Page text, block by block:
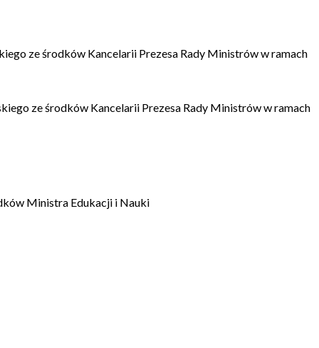
ze środków Kancelarii Prezesa Rady Ministrów w ramach
ze środków Kancelarii Prezesa Rady Ministrów w ramach
Ministra Edukacji i Nauki